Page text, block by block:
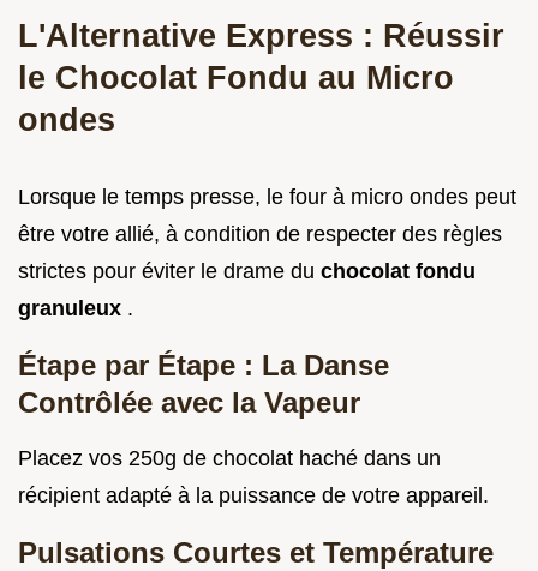
L'Alternative Express : Réussir
le Chocolat Fondu au Micro
ondes
Lorsque le temps presse, le four à micro ondes peut
être votre allié, à condition de respecter des règles
strictes pour éviter le drame du chocolat fondu
granuleux .
Étape par Étape : La Danse
Contrôlée avec la Vapeur
Placez vos 250g de chocolat haché dans un
récipient adapté à la puissance de votre appareil.
Pulsations Courtes et Température